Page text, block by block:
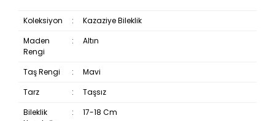
Koleksiyon :
Kazaziye Bileklik
Maden
Rengi
: Altın
Taş Rengi :
Mavi
Tarz
:
Taşsız
Bileklik
: 17-18 Cm